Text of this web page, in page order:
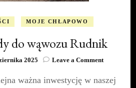
MOJE CHŁAPOWO
do wąwozu Rudnik
2025 Leave a Commenton
schody
ważna inwestycję w naszej